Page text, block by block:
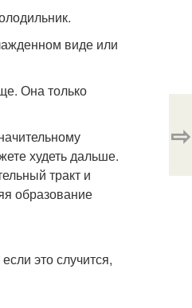
виде или
Она только
худеть дальше.
тракт и
образование
это случится,
⇨